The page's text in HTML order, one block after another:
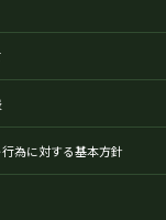
為に対する基本方針